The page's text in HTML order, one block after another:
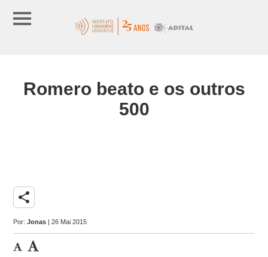
Romero beato e os outros
500
share
Por:Jonas | 26 Mai 2015